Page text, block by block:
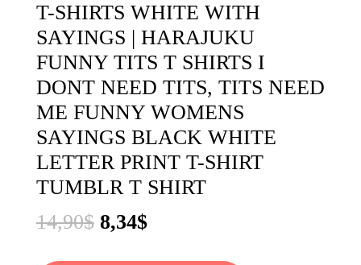
T-SHIRTS WHITE WITH
SAYINGS | HARAJUKU
FUNNY TITS T SHIRTS I
DONT NEED TITS, TITS NEED
ME FUNNY WOMENS
SAYINGS BLACK WHITE
LETTER PRINT T-SHIRT
TUMBLR T SHIRT
14,90$ El
8,34$El